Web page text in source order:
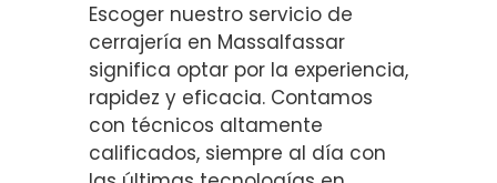
Escoger nuestro servicio de
cerrajería en Massalfassar
significa optar por la experiencia,
rapidez y eficacia. Contamos
con técnicos altamente
calificados, siempre al día con